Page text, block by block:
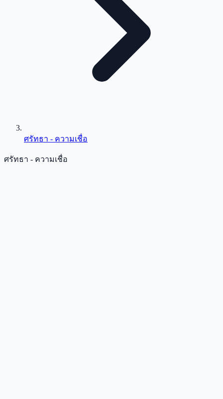
ศรัทธา - ความเชื่อ
ศรัทธา - ความเชื่อ